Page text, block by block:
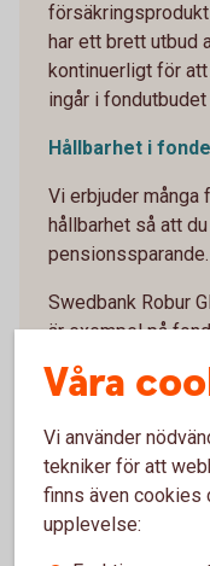
försäkringsprodukt
har ett brett utbud
kontinuerligt för
ingår i
Hållbarhet i
Vi erbjuder många
hållbarhet så att
pensionssparande.
Swedbank Robur
är exempel på
och investerar i
mål. I länkarna
kan bidra till
Global Impact -
fokus på en
Våra
Vi använder
tekniker för att
finns även cookies
upplevelse: